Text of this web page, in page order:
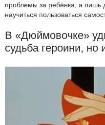
проблемы за ребёнка, а лишь
научиться пользоваться
В «Дюймовочке»
судьба героини, но